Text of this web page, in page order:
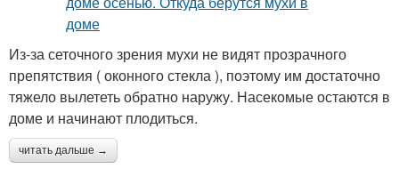
Из-за сеточного зрения мухи не видят прозрачного
препятствия ( оконного стекла ), поэтому им достаточно
тяжело вылететь обратно наружу. Насекомые остаются в
доме и начинают плодиться.
читать дальше →